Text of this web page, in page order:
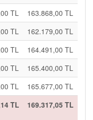
TL
163.868,00 TL
TL
162.179,00 TL
TL
164.491,00 TL
TL
165.400,00 TL
TL 165.677,00 TL
TL 169.317,05 TL